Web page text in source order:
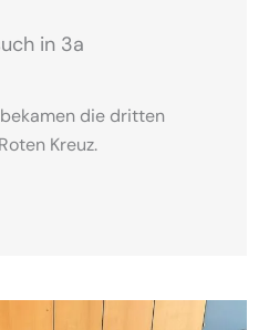
in 3a
bekamen die dritten
Kreuz.